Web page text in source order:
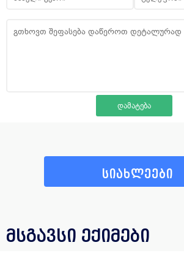
სიახლეები
მსგავსი ექიმები